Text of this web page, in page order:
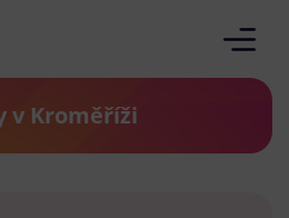
v Kroměříži